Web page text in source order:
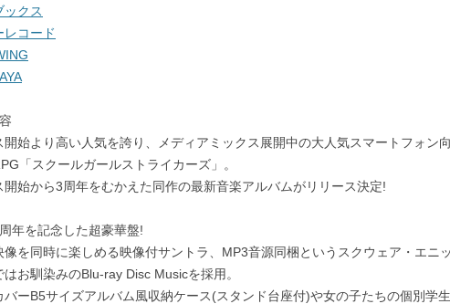
ックス
レコード
開始より高い人気を誇り、メディアミックス展開中の大人気スマートフォン
「スクールガールストライカーズ」。
開始から3周年をむかえた同作の最新音楽アルバムがリリース決定!
年を記念した超豪華盤!
像を同時に楽しめる映像付サントラ、MP3音源同梱というスクウェア・エニ
はお馴染みのBlu-ray Disc Musicを採用。
バーB5サイズアルバム風収納ケース(スタンド台座付)や女の子たちの個別学